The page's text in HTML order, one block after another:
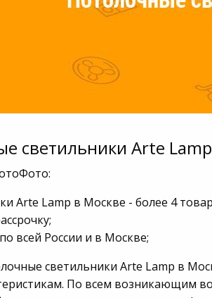
светильники Arte
Arte Lamp в Москве - более 4
всей России и в Москве;
светильники Arte Lamp в
По всем возникающим